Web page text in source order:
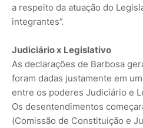
a respeito da atuação do
integrantes”.
Judiciário x Legislativo
As declarações de Barbosa
foram dadas justamente em
entre os poderes Judiciário e
Os desentendimentos
(Comissão de Constituição e